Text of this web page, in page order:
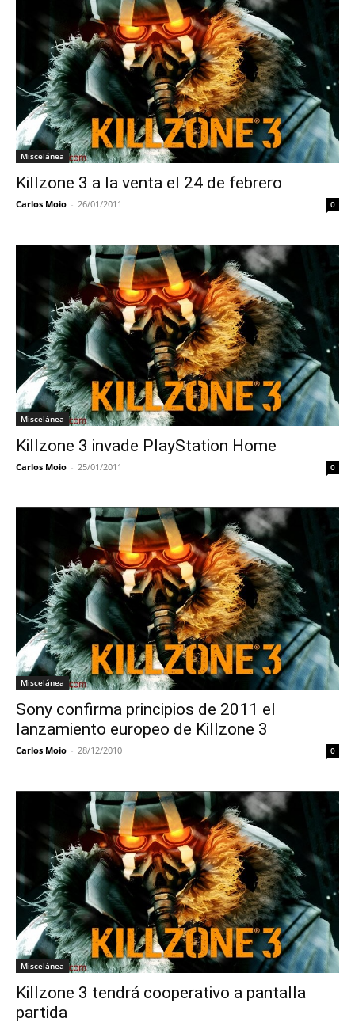
Miscelánea
Killzone 3 a la venta el 24 de febrero
Carlos Moio - 26/01/2011 0
Miscelánea
Killzone 3 invade PlayStation Home
Carlos Moio - 25/01/2011 0
Miscelánea
Sony confirma principios de 2011 el
lanzamiento europeo de Killzone 3
Carlos Moio - 28/12/2010 0
Miscelánea
Killzone 3 tendrá cooperativo a pantalla
partida